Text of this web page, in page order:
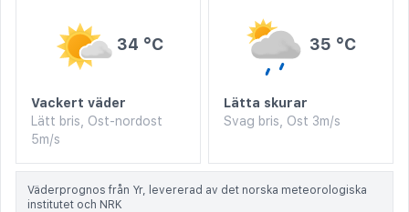
34 °C
Vackert väder
Lätt bris, Ost-nordost
5m/s
35 °C
Lätta skurar
Svag bris, Ost 3m/s
Väderprognos från Yr, levererad av det norska meteorologiska
institutet och NRK